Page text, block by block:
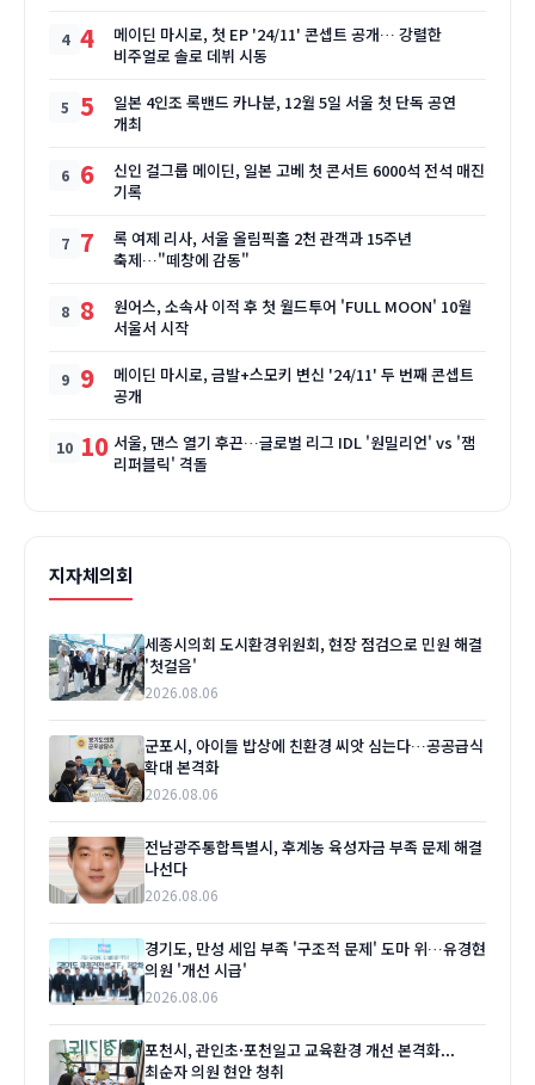
4
메이딘 마시로, 첫 EP '24/11' 콘셉트 공개… 강렬한
비주얼로 솔로 데뷔 시동
5
일본 4인조 록밴드 카나분, 12월 5일 서울 첫 단독 공연
개최
6
신인 걸그룹 메이딘, 일본 고베 첫 콘서트 6000석 전석 매진
기록
7
록 여제 리사, 서울 올림픽홀 2천 관객과 15주년
축제…"떼창에 감동"
8
원어스, 소속사 이적 후 첫 월드투어 'FULL MOON' 10월
서울서 시작
9
메이딘 마시로, 금발+스모키 변신 '24/11' 두 번째 콘셉트
공개
10 서울, 댄스 열기 후끈…글로벌 리그 IDL '원밀리언' vs '잼
리퍼블릭' 격돌
지자체의회
세종시의회 도시환경위원회, 현장 점검으로 민원 해결
'첫걸음'
2026.08.06
군포시, 아이들 밥상에 친환경 씨앗 심는다…공공급식
확대 본격화
2026.08.06
전남광주통합특별시, 후계농 육성자금 부족 문제 해결
나선다
2026.08.06
경기도, 만성 세입 부족 '구조적 문제' 도마 위…유경현
의원 '개선 시급'
2026.08.06
포천시, 관인초·포천일고 교육환경 개선 본격화...
최순자 의원 현안 청취